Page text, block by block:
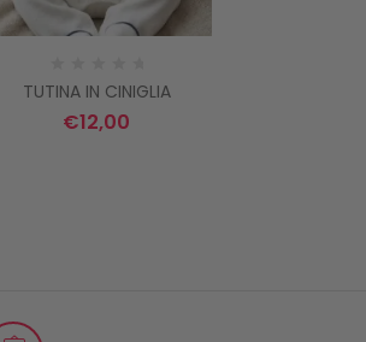
TUTINA IN CINIGLIA
€12,00